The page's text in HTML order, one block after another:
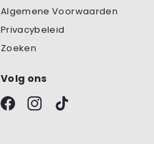
Algemene Voorwaarden
Privacybeleid
Zoeken
Volg ons
FacebookInstagram
TikTok